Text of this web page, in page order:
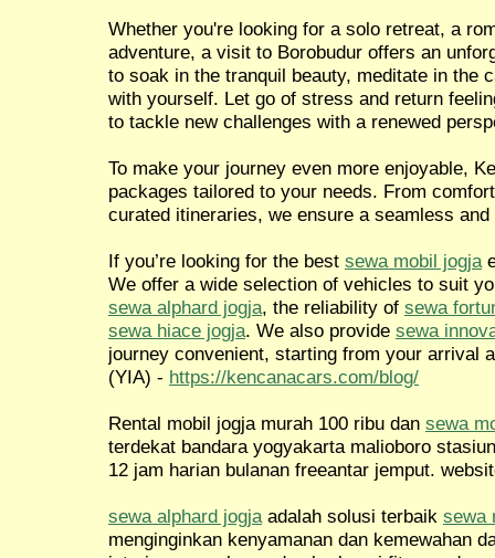
Whether you're looking for a solo retreat, a
adventure, a visit to Borobudur offers an
to soak in the tranquil beauty, meditate in the
with yourself. Let go of stress and return
to tackle new challenges with a renewed
To make your journey even more enjoyable,
packages tailored to your needs. From
curated itineraries, we ensure a seamless
If you’re looking for the best sewa mobil jogja
We offer a wide selection of vehicles to suit
sewa alphard jogja, the reliability of sewa
sewa hiace jogja. We also provide sewa
journey convenient, starting from your arrival
(YIA) - https://kencanacars.com/blog/
Rental mobil jogja murah 100 ribu dan sewa
terdekat bandara yogyakarta malioboro
12 jam harian bulanan freeantar jemput.
sewa alphard jogja adalah solusi terbaik sewa
menginginkan kenyamanan dan kemewahan